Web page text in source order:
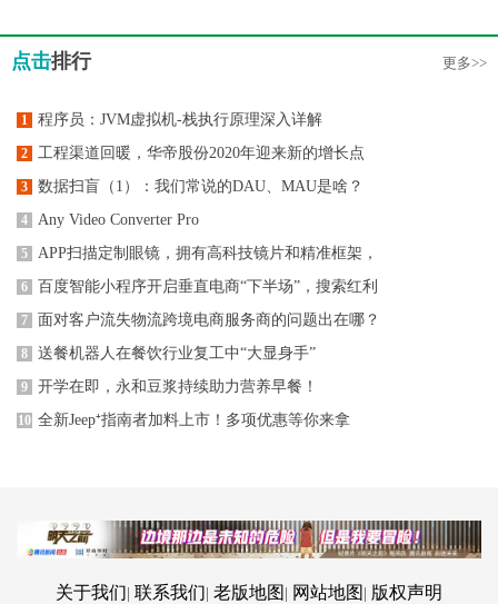
点击排行 更多>>
1 程序员：JVM虚拟机-栈执行原理深入详解
2 工程渠道回暖，华帝股份2020年迎来新的增长点
3 数据扫盲（1）：我们常说的DAU、MAU是啥？
4 Any Video Converter Pro
5 APP扫描定制眼镜，拥有高科技镜片和精准框架，
6 百度智能小程序开启垂直电商“下半场”，搜索红利
7 面对客户流失物流跨境电商服务商的问题出在哪？
8 送餐机器人在餐饮行业复工中“大显身手”
9 开学在即，永和豆浆持续助力营养早餐！
10 全新Jeep⁺指南者加料上市！多项优惠等你来拿
关于我们 联系我们 老版地图 网站地图
版权声明